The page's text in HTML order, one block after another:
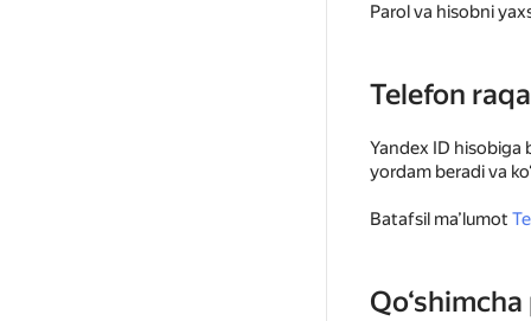
Parol va hisobni
Telefon
Yandex ID hisobiga
yordam beradi va
Batafsil ma’lumot